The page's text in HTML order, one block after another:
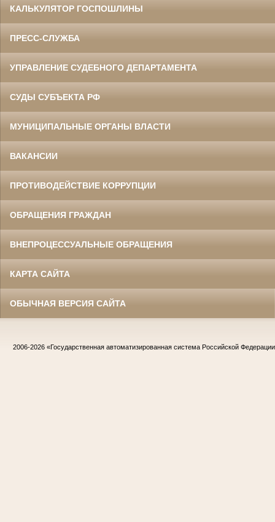
КАЛЬКУЛЯТОР ГОСПОШЛИНЫ
ПРЕСС-СЛУЖБА
УПРАВЛЕНИЕ СУДЕБНОГО ДЕПАРТАМЕНТА
СУДЫ СУБЪЕКТА РФ
МУНИЦИПАЛЬНЫЕ ОРГАНЫ ВЛАСТИ
ВАКАНСИИ
ПРОТИВОДЕЙСТВИЕ КОРРУПЦИИ
ОБРАЩЕНИЯ ГРАЖДАН
ВНЕПРОЦЕССУАЛЬНЫЕ ОБРАЩЕНИЯ
КАРТА САЙТА
ОБЫЧНАЯ ВЕРСИЯ САЙТА
2006-2026 «Государственная автоматизированная система Российской